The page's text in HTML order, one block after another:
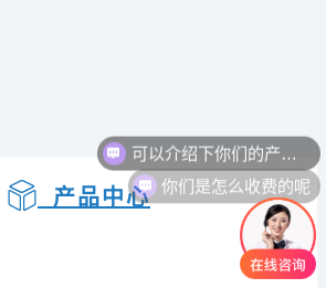
产品中心
你们是怎么收费的呢